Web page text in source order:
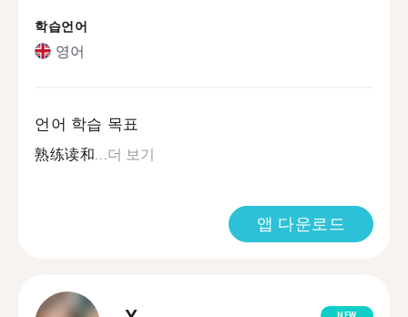
학습언어
영어
언어 학습 목표
熟练读和... 더 보기
앱 다운로드
NEW